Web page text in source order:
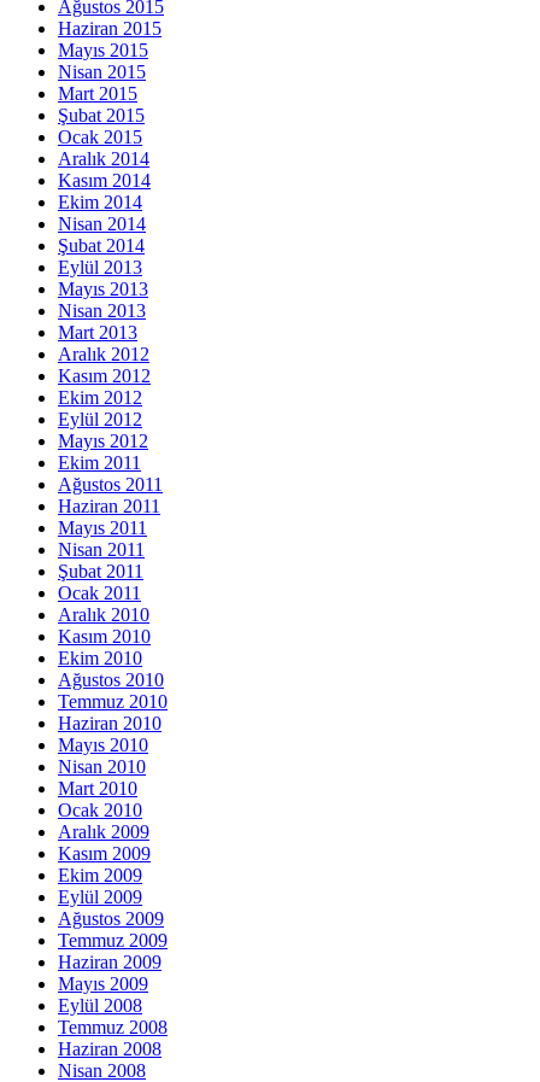
Ağustos 2015
Haziran 2015
Mayıs 2015
Nisan 2015
Mart 2015
Şubat 2015
Ocak 2015
Aralık 2014
Kasım 2014
Ekim 2014
Nisan 2014
Şubat 2014
Eylül 2013
Mayıs 2013
Nisan 2013
Mart 2013
Aralık 2012
Kasım 2012
Ekim 2012
Eylül 2012
Mayıs 2012
Ekim 2011
Ağustos 2011
Haziran 2011
Mayıs 2011
Nisan 2011
Şubat 2011
Ocak 2011
Aralık 2010
Kasım 2010
Ekim 2010
Ağustos 2010
Temmuz 2010
Haziran 2010
Mayıs 2010
Nisan 2010
Mart 2010
Ocak 2010
Aralık 2009
Kasım 2009
Ekim 2009
Eylül 2009
Ağustos 2009
Temmuz 2009
Haziran 2009
Mayıs 2009
Eylül 2008
Temmuz 2008
Haziran 2008
Nisan 2008